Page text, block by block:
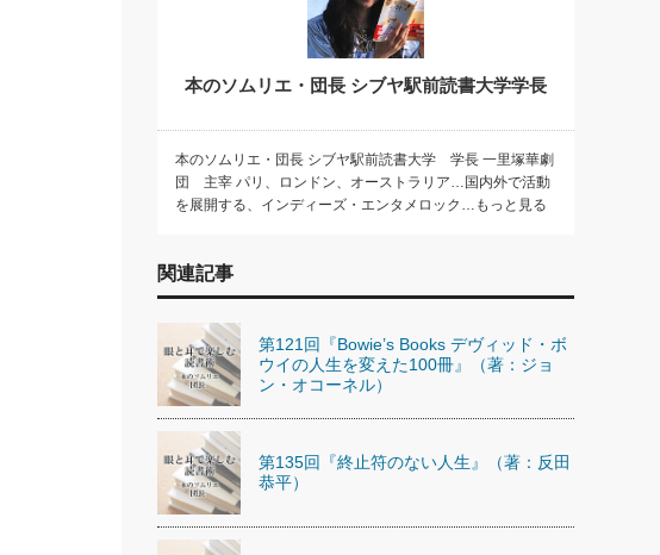
本のソムリエ・団長 シブヤ駅前読書大学学長
本のソムリエ・団長 シブヤ駅前読書大学 学長 一里塚華劇
団 主宰 パリ、ロンドン、オーストラリア…国内外で活動
を展開する、インディーズ・エンタメロック…もっと見る
関連記事
第121回『Bowie’s Books デヴィッド・ボ
ウイの人生を変えた100冊』（著：ジョ
ン・オコーネル）
第135回『終止符のない人生』（著：反田
恭平）